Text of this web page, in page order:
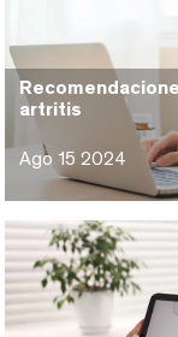
artritis
Ago 15 2024